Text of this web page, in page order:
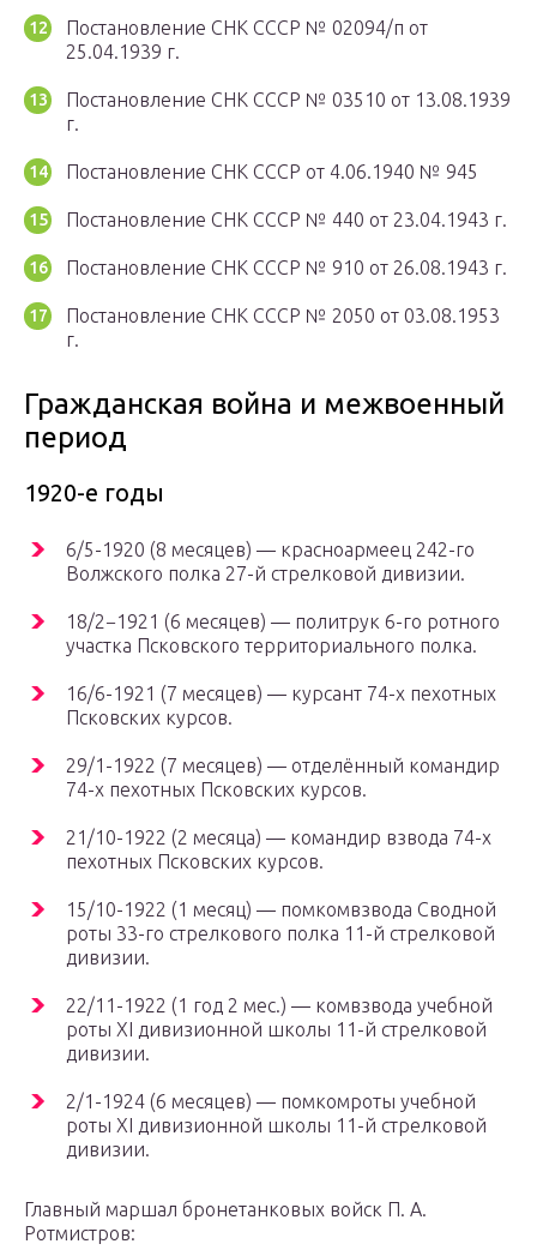
Постановление СНК СССР № 02094/п от
25.04.1939 г.
Постановление СНК СССР № 03510 от 13.08.1939
г.
Постановление СНК СССР от 4.06.1940 № 945
Постановление СНК СССР № 440 от 23.04.1943 г.
Постановление СНК СССР № 910 от 26.08.1943 г.
Постановление СНК СССР № 2050 от 03.08.1953
г.
Гражданская война и межвоенный
период
1920-е годы
6/5-1920 (8 месяцев) — красноармеец 242-го
Волжского полка 27-й стрелковой дивизии.
18/2−1921 (6 месяцев) — политрук 6-го ротного
участка Псковского территориального полка.
16/6-1921 (7 месяцев) — курсант 74-х пехотных
Псковских курсов.
29/1-1922 (7 месяцев) — отделённый командир
74-х пехотных Псковских курсов.
21/10-1922 (2 месяца) — командир взвода 74-х
пехотных Псковских курсов.
15/10-1922 (1 месяц) — помкомвзвода Сводной
роты 33-го стрелкового полка 11-й стрелковой
дивизии.
22/11-1922 (1 год 2 мес.) — комвзвода учебной
роты ХI дивизионной школы 11-й стрелковой
дивизии.
2/1-1924 (6 месяцев) — помкомроты учебной
роты ХI дивизионной школы 11-й стрелковой
дивизии.
Главный маршал бронетанковых войск П. А.
Ротмистров: